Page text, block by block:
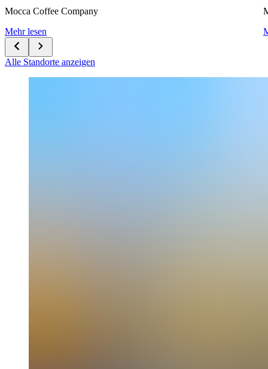
Mocca Coffee Company
Mehr lesen
Alle Standorte anzeigen